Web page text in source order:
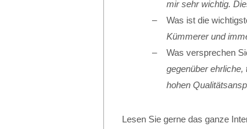
mir sehr wichtig.
Was ist die
Kümmerer und
Was versprechen
gegenüber
hohen
Lesen Sie gerne das ganze